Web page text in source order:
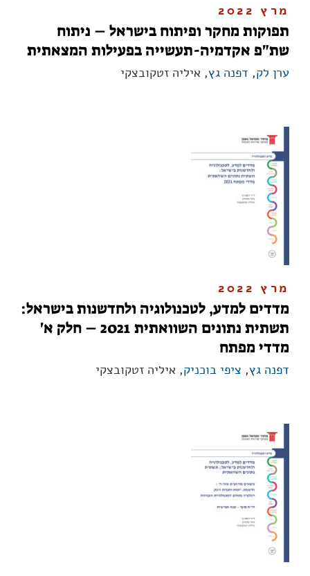
מרץ 2022
תפוקות מחקר ופיתוח בישראל – ניתוח
שת"פ אקדמיה-תעשייה בפעילות המצאתית
ערן לק, דפנה גץ, איליה זטקובצקי
מרץ 2022
מדדים למדע, לטכנולוגיה ולחדשנות בישראל:
תשתית נתונים השוואתית 2021 – חלק א'
מדדי מפתח
דפנה גץ, ציפי בוכניק, איליה זטקובצקי